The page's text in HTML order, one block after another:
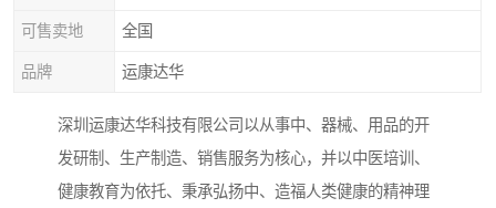
可售卖地 全国
品牌 运康达华
深圳运康达华科技有限公司以从事中、器械、用品的开
发研制、生产制造、销售服务为核心，并以中医培训、
健康教育为依托、秉承弘扬中、造福人类健康的精神理